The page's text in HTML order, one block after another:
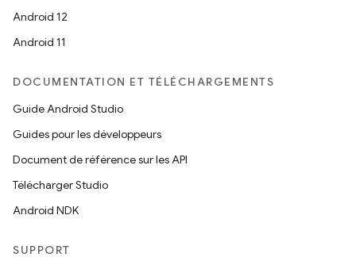
Android 12
Android 11
DOCUMENTATION ET TÉLÉCHARGEMENTS
Guide Android Studio
Guides pour les développeurs
Document de référence sur les API
Télécharger Studio
Android NDK
SUPPORT